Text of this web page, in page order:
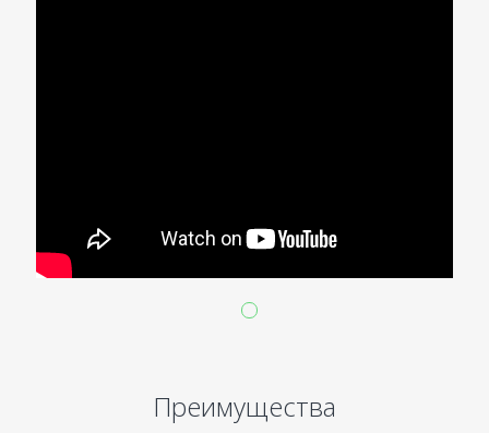
Преимущества